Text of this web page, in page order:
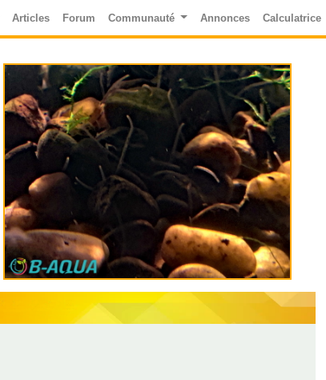
Articles Forum Communauté Annonces Calculatrice